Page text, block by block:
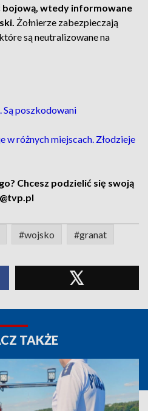
wtedy informowane
Żołnierze zabezpieczają
są neutralizowane na
Są poszkodowani
w różnych miejscach. Złodzieje
Chcesz podzielić się swoją
#wojsko #granat
TAKŻE